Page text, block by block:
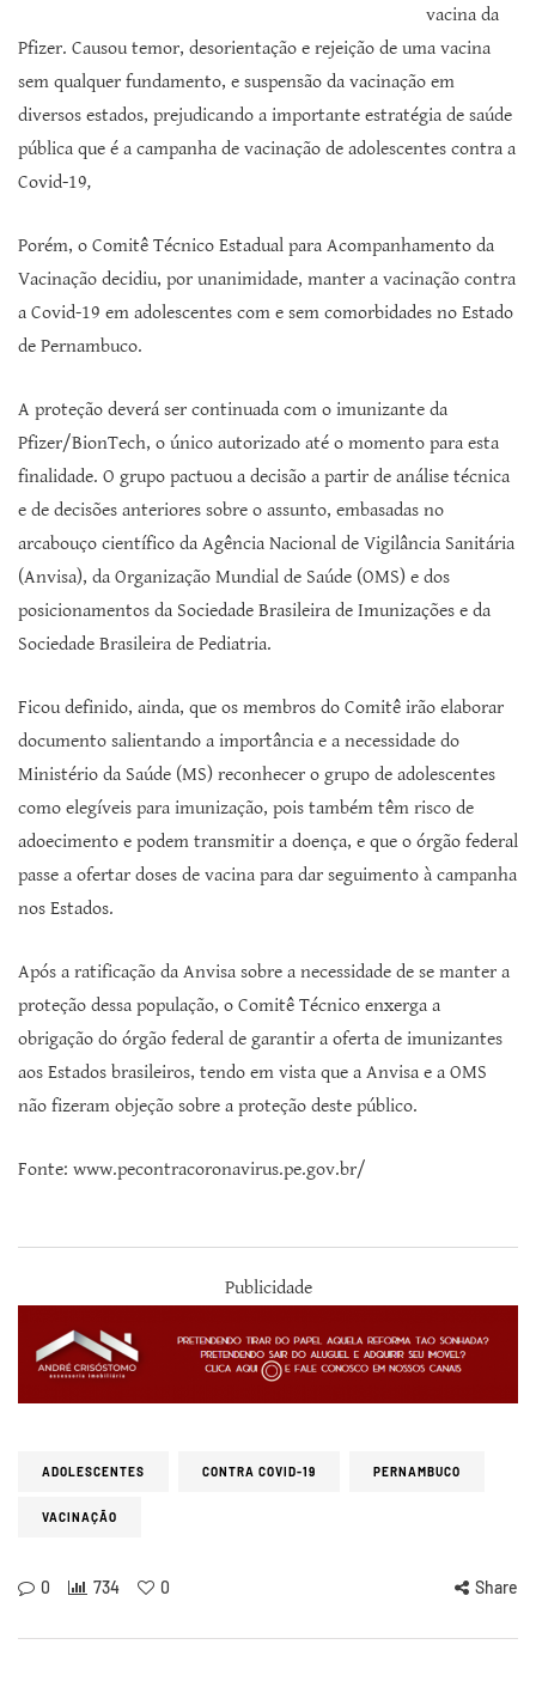
vacina da
Pfizer. Causou temor, desorientação e rejeição de uma vacina
sem qualquer fundamento, e suspensão da vacinação em
diversos estados, prejudicando a importante estratégia de saúde
pública que é a campanha de vacinação de adolescentes contra a
Covid-19,
Porém, o Comitê Técnico Estadual para Acompanhamento da
Vacinação decidiu, por unanimidade, manter a vacinação contra
a Covid-19 em adolescentes com e sem comorbidades no Estado
de Pernambuco.
A proteção deverá ser continuada com o imunizante da
Pfizer/BionTech, o único autorizado até o momento para esta
finalidade. O grupo pactuou a decisão a partir de análise técnica
e de decisões anteriores sobre o assunto, embasadas no
arcabouço científico da Agência Nacional de Vigilância Sanitária
(Anvisa), da Organização Mundial de Saúde (OMS) e dos
posicionamentos da Sociedade Brasileira de Imunizações e da
Sociedade Brasileira de Pediatria.
Ficou definido, ainda, que os membros do Comitê irão elaborar
documento salientando a importância e a necessidade do
Ministério da Saúde (MS) reconhecer o grupo de adolescentes
como elegíveis para imunização, pois também têm risco de
adoecimento e podem transmitir a doença, e que o órgão federal
passe a ofertar doses de vacina para dar seguimento à campanha
nos Estados.
Após a ratificação da Anvisa sobre a necessidade de se manter a
proteção dessa população, o Comitê Técnico enxerga a
obrigação do órgão federal de garantir a oferta de imunizantes
aos Estados brasileiros, tendo em vista que a Anvisa e a OMS
não fizeram objeção sobre a proteção deste público.
Fonte: www.pecontracoronavirus.pe.gov.br/
Publicidade
ADOLESCENTES CONTRA COVID-19 PERNAMBUCO
VACINAÇÃO
0 734 0 Share